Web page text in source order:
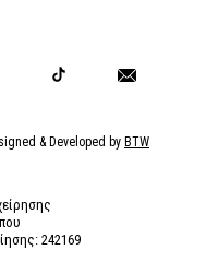
& Developed by BTW
242169